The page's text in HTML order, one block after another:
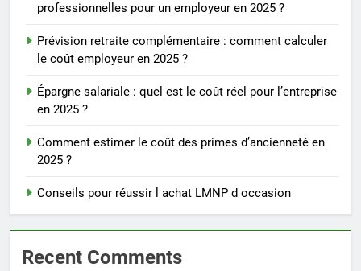
professionnelles pour un employeur en 2025 ?
Prévision retraite complémentaire : comment calculer
le coût employeur en 2025 ?
Épargne salariale : quel est le coût réel pour l’entreprise
en 2025 ?
Comment estimer le coût des primes d’ancienneté en
2025 ?
Conseils pour réussir l achat LMNP d occasion
Recent Comments